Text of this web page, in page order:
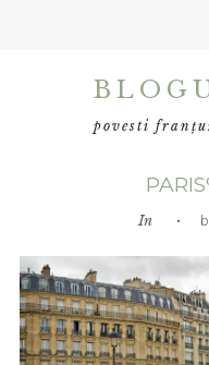
povesti
In • by